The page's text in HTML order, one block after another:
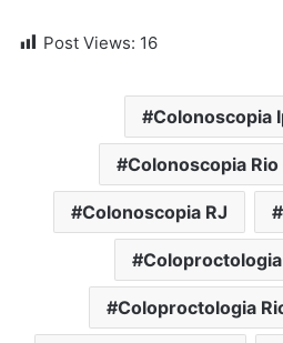
Post Views: 16
Colonoscopia
Colonoscopia
Colonoscopia RJ
Coloproctologia